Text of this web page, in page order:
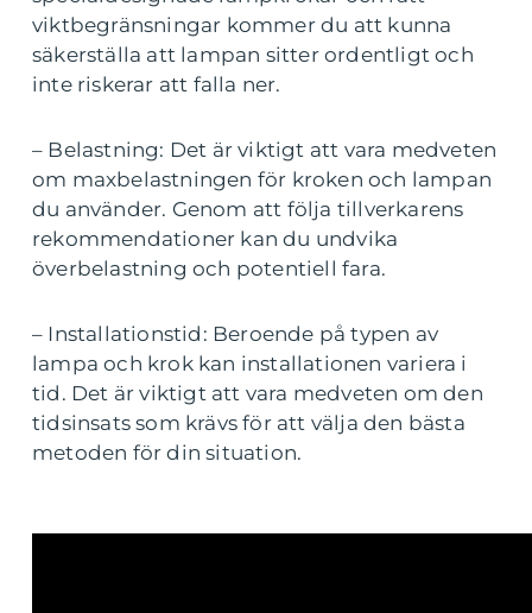
viktbegränsningar kommer du att kunna
säkerställa att lampan sitter ordentligt och
inte riskerar att falla ner.
– Belastning: Det är viktigt att vara medveten
om maxbelastningen för kroken och lampan
du använder. Genom att följa tillverkarens
rekommendationer kan du undvika
överbelastning och potentiell fara.
– Installationstid: Beroende på typen av
lampa och krok kan installationen variera i
tid. Det är viktigt att vara medveten om den
tidsinsats som krävs för att välja den bästa
metoden för din situation.